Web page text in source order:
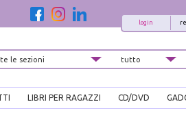
login
LIBRI PER RAGAZZI CD/DVD